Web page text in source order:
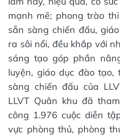
mạnh mẽ; phong trào
sẵn sàng chiến đấu,
ra sôi nổi, đều khắp với
sáng tạo góp phần
luyện, giáo dục đào
sàng chiến đấu của
LLVT Quân khu đã
công 1.976 cuộc diễn
vực phòng thủ, phòng